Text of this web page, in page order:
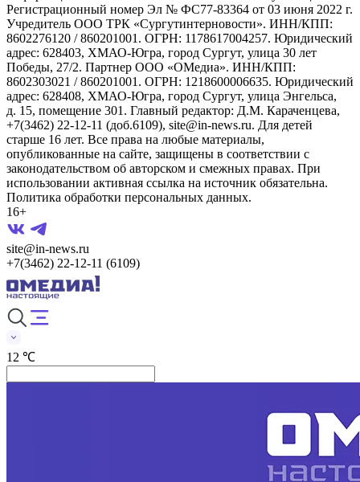
Регистрационный номер Эл № ФС77-83364 от 03 июня 2022 г.
Учредитель ООО ТРК «Сургутинтерновости». ИНН/КПП:
8602276120 / 860201001. ОГРН: 1178617004257. Юридический
адрес: 628403, ХМАО-Югра, город Сургут, улица 30 лет
Победы, 27/2. Партнер ООО «ОМедиа». ИНН/КПП:
8602303021 / 860201001. ОГРН: 1218600006635. Юридический
адрес: 628408, ХМАО-Югра, город Сургут, улица Энгельса,
д. 15, помещение 301. Главный редактор: Д.М. Караченцева,
+7(3462) 22-12-11 (доб.6109), site@in-news.ru. Для детей
старше 16 лет. Все права на любые материалы,
опубликованные на сайте, защищены в соответствии с
законодательством об авторском и смежных правах. При
использовании активная ссылка на источник обязательна.
Политика обработки персональных данных.
16+
site@in-news.ru
+7(3462) 22-12-11 (6109)
12 ℃